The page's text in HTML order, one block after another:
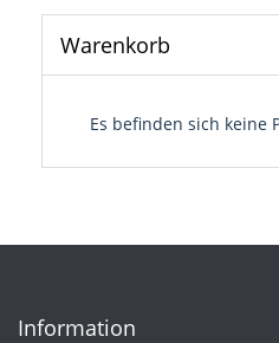
Warenkorb
Es befinden sich keine
Information